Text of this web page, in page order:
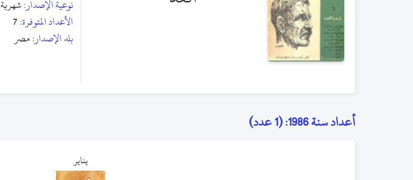
نوعية الإصدار:شهرية
الأعداد المتوفرة:7
بلد الإصدار:مصر
أعداد سنة 1986: (1 عدد)
يناير